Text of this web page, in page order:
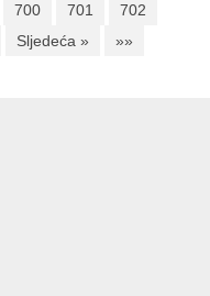
700 701
702
Sljedeća » »»